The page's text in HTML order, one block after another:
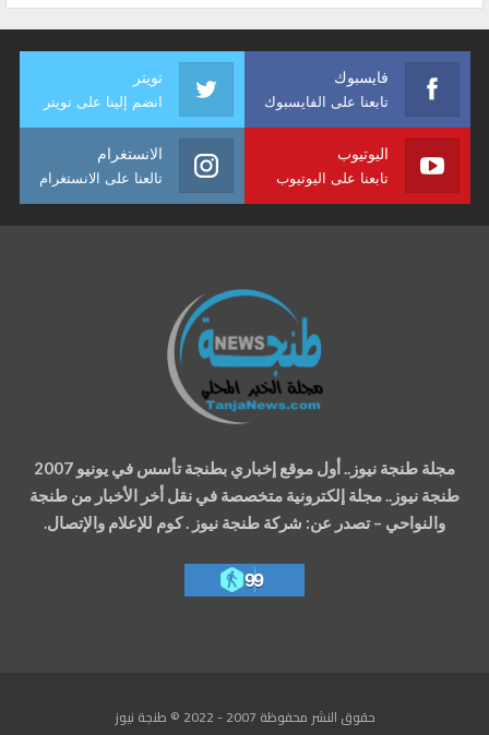
فايسبوك
تابعنا على الفايسبوك
تويتر
انضم إلينا على تويتر
اليوتيوب
تابعنا على اليوتيوب
الانستغرام
تالعنا على الانستغرام
مجلة طنجة نيوز.. أول موقع إخباري بطنجة تأسس في يونيو 2007
طنجة نيوز.. مجلة إلكترونية متخصصة في نقل أخر الأخبار من طنجة
والنواحي – تصدر عن: شركة طنجة نيوز . كوم للإعلام والإتصال.
99
حقوق النشر محفوظة 2007 - 2022 © طنجة نيوز